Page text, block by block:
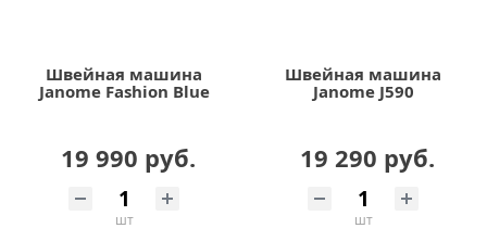
Швейная машина
Janome Fashion Blue
19 990 руб.
шт
Швейная машина
Janome J590
19 290 руб.
шт